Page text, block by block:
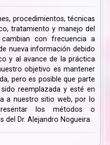
procedimientos, técnicas
tratamiento y manejo del
cambian con frecuencia a
nueva información debido
y al avance de la práctica
objetivo es mantener
pero es posible que parte
reemplazada y esté en
a nuestro sitio web, por lo
los métodos o
Dr. Alejandro Nogueira.